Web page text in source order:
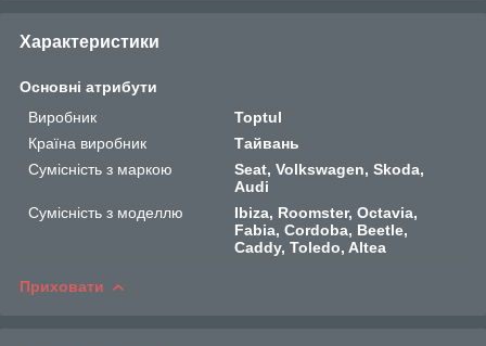
Характеристики
Основні атрибути
Виробник
Toptul
Країна виробник
Тайвань
Сумісність з маркою
Seat, Volkswagen, Skoda,
Audi
Сумісність з моделлю
Ibiza, Roomster, Octavia,
Fabia, Cordoba, Beetle,
Caddy, Toledo, Altea
Приховати